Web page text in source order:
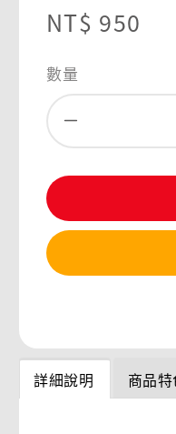
Regular
NT$ 950
數量
詳細說明 商品